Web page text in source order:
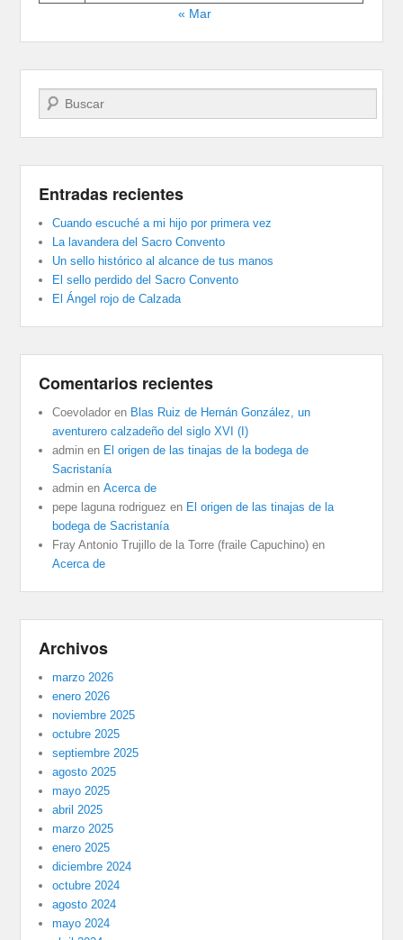
« Mar
Buscar
Entradas recientes
Cuando escuché a mi hijo por primera vez
La lavandera del Sacro Convento
Un sello histórico al alcance de tus manos
El sello perdido del Sacro Convento
El Ángel rojo de Calzada
Comentarios recientes
Coevolador en Blas Ruiz de Hernán González, un
aventurero calzadeño del siglo XVI (I)
admin en El origen de las tinajas de la bodega de
Sacristanía
admin enAcerca de
pepe laguna rodriguez en El origen de las tinajas de la
bodega de Sacristanía
Fray Antonio Trujillo de la Torre (fraile Capuchino) en
Acerca de
Archivos
marzo 2026
enero 2026
noviembre 2025
octubre 2025
septiembre 2025
agosto 2025
mayo 2025
abril 2025
marzo 2025
enero 2025
diciembre 2024
octubre 2024
agosto 2024
mayo 2024